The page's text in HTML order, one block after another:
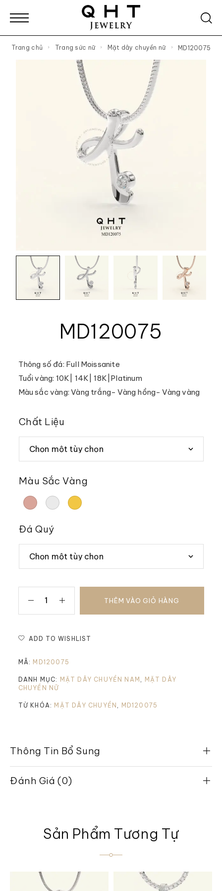
Trang chủ Trang sức nữ Mặt dây chuyền nữ MD120075
MD120075
Thông số đá: Full Moissanite
Tuổi vàng: 10K| 14K| 18K|Platinum
Màu sắc vàng: Vàng trắng- Vàng hồng- Vàng vàng
Chất Liệu
Màu Sắc Vàng
Đá Quý
THÊM VÀO GIỎ HÀNG
ADD TO WISHLIST
MÃ: MD120075
DANH MỤC: MẶT DÂY CHUYỀN NAM
MẶT DÂY
CHUYỀN NỮ
TỪ KHÓA: MẶT DÂY CHUYỀN MD120075
Thông Tin Bổ Sung
Đánh Giá (0)
Sản Phẩm Tương Tự